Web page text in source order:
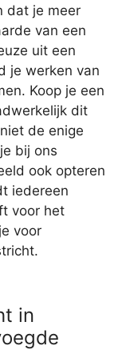
dat je meer
van een
uit een
je werken van
Koop je een
dit
de enige
bij ons
ook opteren
iedereen
voor het
voor
in